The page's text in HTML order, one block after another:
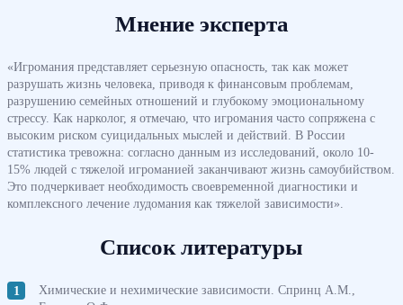
Мнение эксперта
«Игромания представляет серьезную опасность, так как может
разрушать жизнь человека, приводя к финансовым проблемам,
разрушению семейных отношений и глубокому эмоциональному
стрессу. Как нарколог, я отмечаю, что игромания часто сопряжена с
высоким риском суицидальных мыслей и действий. В России
статистика тревожна: согласно данным из исследований, около 10-
15% людей с тяжелой игроманией заканчивают жизнь самоубийством.
Это подчеркивает необходимость своевременной диагностики и
комплексного лечение лудомания как тяжелой зависимости».
Список литературы
Химические и нехимические зависимости. Спринц А.М.,